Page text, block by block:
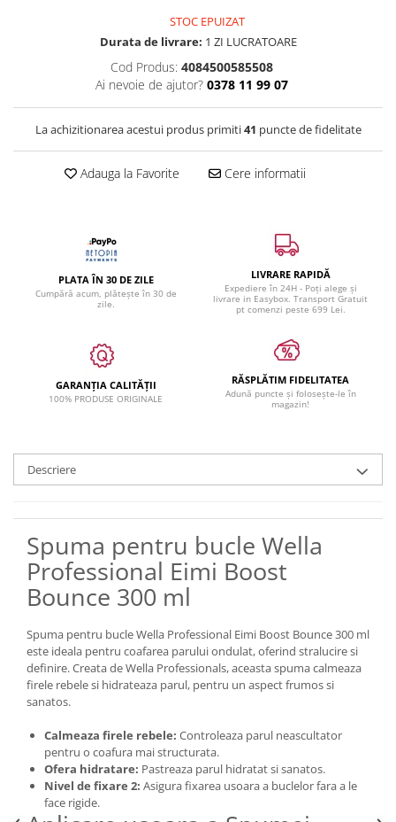
STOC EPUIZAT
Durata de livrare: 1 ZI LUCRATOARE
Cod Produs: 4084500585508
Ai nevoie de ajutor? 0378 11 99 07
La achizitionarea acestui produs primiti41 puncte de fidelitate
Adauga la Favorite Cere informatii
PLATA ÎN 30 DE ZILE
Cumpără acum, plătește în 30 de
zile.
LIVRARE RAPIDĂ
Expediere în 24H - Poți alege și
livrare in Easybox. Transport Gratuit
pt comenzi peste 699 Lei.
GARANȚIA CALITĂȚII
100% PRODUSE ORIGINALE
RĂSPLĂTIM FIDELITATEA
Adună puncte și folosește-le în
magazin!
Descriere
Spuma pentru bucle Wella
Professional Eimi Boost
Bounce 300 ml
Spuma pentru bucle Wella Professional Eimi Boost Bounce 300 ml
este ideala pentru coafarea parului ondulat, oferind stralucire si
definire. Creata de Wella Professionals, aceasta spuma calmeaza
firele rebele si hidrateaza parul, pentru un aspect frumos si
sanatos.
Calmeaza firele rebele: Controleaza parul neascultator
pentru o coafura mai structurata.
Ofera hidratare: Pastreaza parul hidratat si sanatos.
Nivel de fixare 2: Asigura fixarea usoara a buclelor fara a le
face rigide.